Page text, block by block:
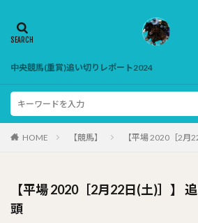
中央競馬(重賞)追い切りレポート2024
HOME 【競馬】 【平場 2020［2月
【平場 2020［2月22日(土)］】
頭